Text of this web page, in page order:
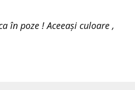
în poze ! Aceeași culoare ,